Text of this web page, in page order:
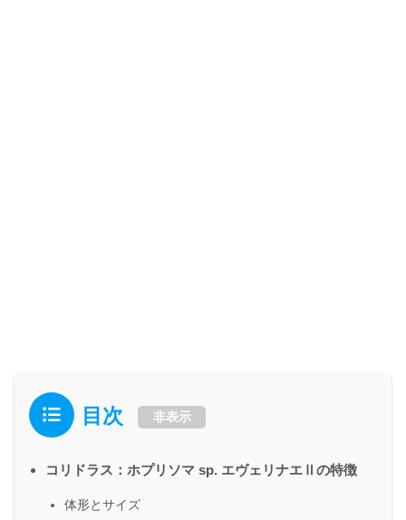
目次 非表示
コリドラス：ホプリソマ sp. エヴェリナエⅡの特徴
体形とサイズ